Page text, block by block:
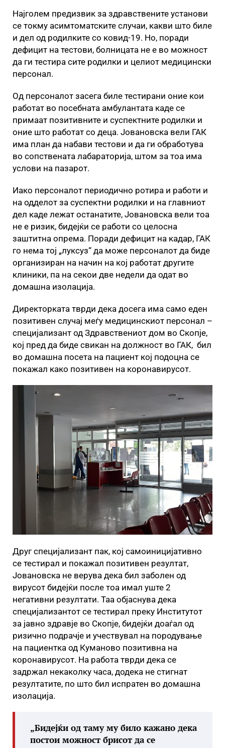
Најголем предизвик за здравствените установи
се токму асимтоматските случаи, какви што биле
и дел од родилките со ковид-19. Но, поради
дефицит на тестови, болницата не е во можност
да ги тестира сите родилки и целиот медицински
персонал.
Од персоналот засега биле тестирани оние кои
работат во посебната амбулантата каде се
примаат позитивните и суспектните родилки и
оние што работат со деца. Јовановска вели ГАК
има план да набави тестови и да ги обработува
во сопствената лабараторија, штом за тоа има
услови на пазарот.
Иако персоналот периодично ротира и работи и
на одделот за суспектни родилки и на главниот
дел каде лежат останатите, Јовановска вели тоа
не е ризик, бидејќи се работи со целосна
заштитна опрема. Поради дефицит на кадар, ГАК
го нема тој „луксуз“ да може персоналот да биде
организиран на начин на кој работат другите
клиники, па на секои две недели да одат во
домашна изолација.
Директорката тврди дека досега има само еден
позитивен случај меѓу медицинскиот персонал –
специјализант од Здравствениот дом во Скопје,
кој пред да биде свикан на должност во ГАК, бил
во домашна посета на пациент кој подоцна се
покажал како позитивен на коронавирусот.
Друг специјализант пак, кој самоиницијативно
се тестирал и покажал позитивен резултат,
Јовановска не верува дека бил заболен од
вирусот бидејќи после тоа имал уште 2
негативни резултати. Таа објаснува дека
специјализантот се тестирал преку Институтот
за јавно здравје во Скопје, бидејќи доаѓал од
ризично подрачје и учествувал на породување
на пациентка од Куманово позитивна на
коронавирусот. На работа тврди дека се
задржал некаколку часа, додека не стигнат
резултатите, по што бил испратен во домашна
изолација.
„Бидејќи од таму му било кажано дека
постои можност брисот да се